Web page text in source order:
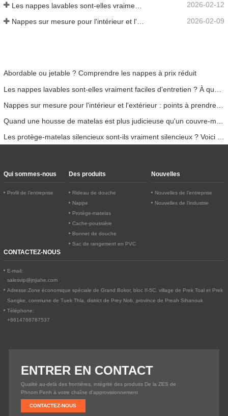
2026-02-12
2026-02-09
Abordable ou jetable ? Comprendre les nappes à prix réduit
Les protège-matelas silencieux sont-ils vraiment silencieux ? Voici la vérité
Qui sommes-nous
Profil de l’entreprise
Des produits
Rideau de douche
Nappe
Protège-matelas
Cache-poussière
Bonnet de douche
Sac de rangement en PVC
Nouvelles
Nouvelles de l’entreprise
Nouvelles de l’industrie
CONTACTEZ-NOUS
E-mail:
salesvip@jnjiahe.com
Adresse:Zone économique spéciale de Grand Bokor, bloc II-5C, village de Prek Toal et Prek
Sangke, commune de Tuek Thla, district de Prey Nob, province de Preah Sihanouk
Téléphone:
+8614768787537
ENTRER EN CONTACT
Qualité au-delà des frontières, intégrité des produits De la ZES de
Phnom Penh à votre chaîne d'approvisionnement
CONTACTEZ-NOUS